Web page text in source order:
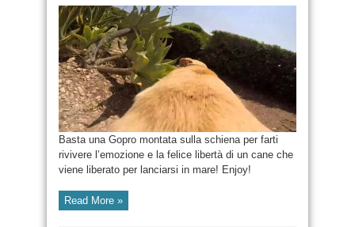
Basta una Gopro montata sulla schiena per farti
rivivere l’emozione e la felice libertà di un cane che
viene liberato per lanciarsi in mare! Enjoy!
Read More »